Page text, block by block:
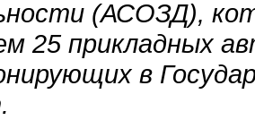
(АСОЗД),
25 прикладных
в